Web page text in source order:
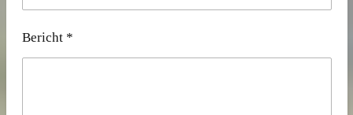
Bericht *